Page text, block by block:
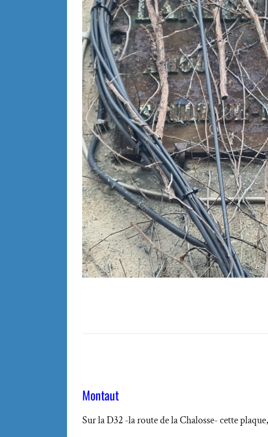
Montaut
Sur la D32 -la route de la Chalosse- cette